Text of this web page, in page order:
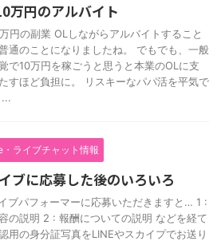
万円のアルバイト
円の副業 OLしながらアルバイトすること
通のことになりましたね。 でもでも、一般
で10万円を稼ごうと思うと本業のOLに支
すほど負担に。 リスキーなパパ活を平気で
ライブチャット情報
ブに応募した後のいろいろ
ブパフォーマーに応募いただきますと… 1 :
の説明 2 : 報酬についての説明 などを経て
用の身分証写真をLINEやスカイプでお送り